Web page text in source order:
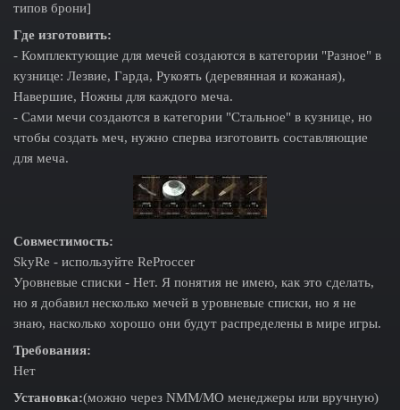
типов брони]
Где изготовить:
- Комплектующие для мечей создаются в категории "Разное" в
кузнице: Лезвие, Гарда, Рукоять (деревянная и кожаная),
Навершие, Ножны для каждого меча.
- Сами мечи создаются в категории "Стальное" в кузнице, но
чтобы создать меч, нужно сперва изготовить составляющие
для меча.
Совместимость:
SkyRe - используйте ReProccer
Уровневые списки - Нет. Я понятия не имею, как это сделать,
но я добавил несколько мечей в уровневые списки, но я не
знаю, насколько хорошо они будут распределены в мире игры.
Требования:
Нет
Установка:(можно через NMM/MO менеджеры или вручную)